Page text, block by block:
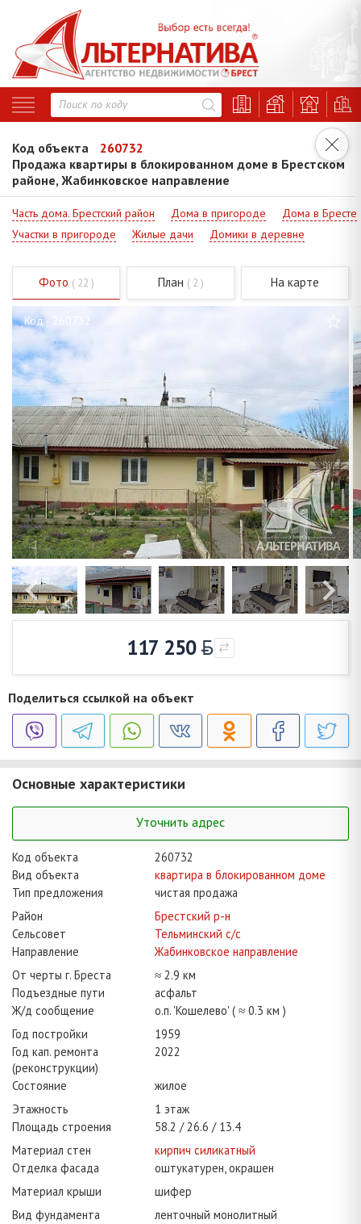
Код объекта
260732
Продажа квартиры в блокированном доме в Брестском
районе, Жабинковское направление
Часть дома. Брестский район Дома в пригороде
Дома в Бресте
Участки в пригороде
Жилые дачи Домики в деревне
Фото ( 22 ) План ( 2 ) На карте
Код - 260732
117 250
Поделиться ссылкой на объект
Основные характеристики
Уточнить адрес
Код объекта
260732
Вид объекта
квартира в блокированном доме
Тип предложения
чистая продажа
Район
Брестский р-н
Сельсовет
Тельминский с/с
Направление
Жабинковское направление
От черты г. Бреста
≈ 2.9 км
Подъездные пути
асфальт
Ж/д сообщение
о.п. 'Кошелево' ( ≈ 0.3 км )
Год постройки
1959
Год кап. ремонта
(реконструкции)
2022
Состояние
жилое
Этажность
1 этаж
Площадь строения
58.2 26.6
13.4
Материал стен
кирпич силикатный
Отделка фасада
оштукатурен, окрашен
Материал крыши
шифер
Вид фундамента
ленточный монолитный